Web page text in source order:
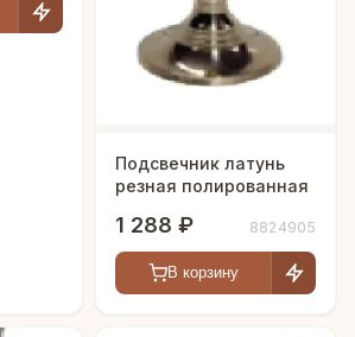
Подсвечник латунь
резная полированная
1 288 ₽ 8824905
В корзину